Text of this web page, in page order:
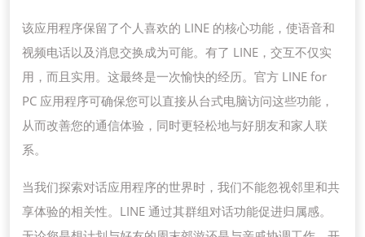
该应用程序保留了个人喜欢的 LINE 的核心功能，使语音和
视频电话以及消息交换成为可能。有了 LINE，交互不仅实
用，而且实用。这最终是一次愉快的经历。官方 LINE for
PC 应用程序可确保您可以直接从台式电脑访问这些功能，
从而改善您的通信体验，同时更轻松地与好朋友和家人联
系。
当我们探索对话应用程序的世界时，我们不能忽视邻里和共
享体验的相关性。LINE 通过其群组对话功能促进归属感。